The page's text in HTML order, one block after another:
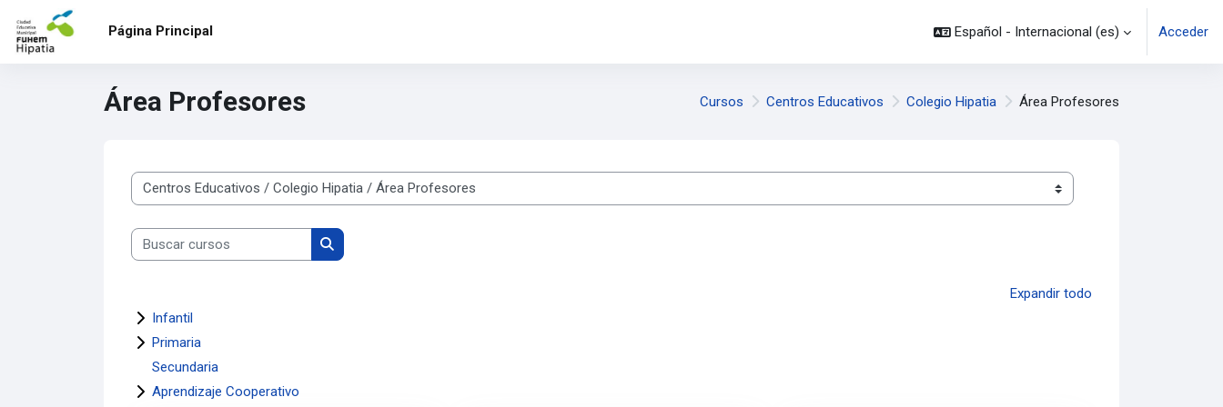
Salta al contenido principal
Página Principal
Español - Internacional ‎(es)‎ Acceder
Área Profesores Cursos Centros Educativos Colegio Hipatia Área Profesores
Categorías
Buscar cursos
Buscar cursos
Expandir todo
Infantil
Primaria
Secundaria
Aprendizaje Cooperativo